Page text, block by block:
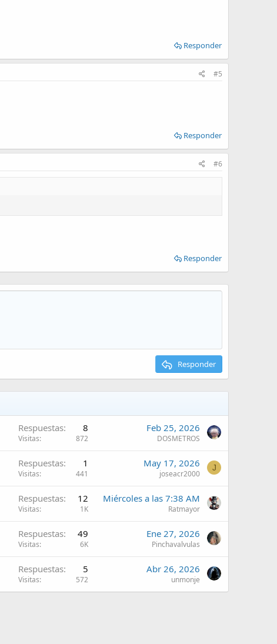
Responder
#5
Responder
#6
Responder
Responder
Respuestas 8
Visitas 872
Feb 25, 2026
DOSMETROS
Respuestas 1
Visitas 441
May 17, 2026
joseacr2000
J
Respuestas 12
Visitas 1K
Miércoles a las 7:38 AM
Ratmayor
Respuestas 49
Visitas 6K
Ene 27, 2026
Pinchavalvulas
Respuestas 5
Visitas 572
Abr 26, 2026
unmonje